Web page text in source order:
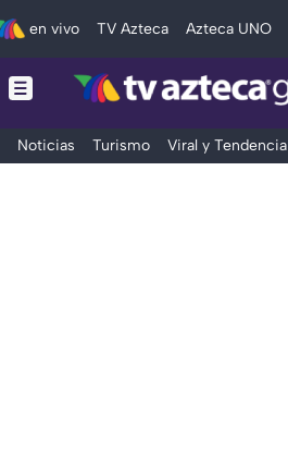
en vivo TV Azteca Azteca UNO
Noticias Turismo Viral y Tendencia